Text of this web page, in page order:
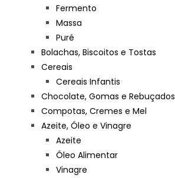
Fermento
Massa
Puré
Bolachas, Biscoitos e Tostas
Cereais
Cereais Infantis
Chocolate, Gomas e Rebuçados
Compotas, Cremes e Mel
Azeite, Óleo e Vinagre
Azeite
Óleo Alimentar
Vinagre